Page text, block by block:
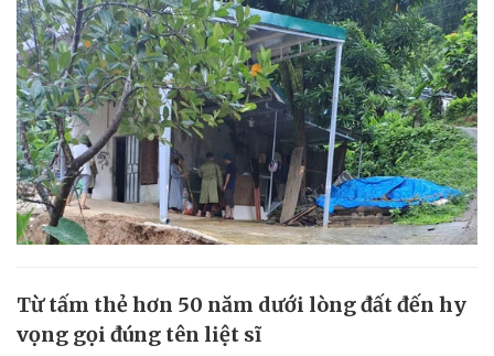
Từ tấm thẻ hơn 50 năm dưới lòng đất đến hy
vọng gọi đúng tên liệt sĩ